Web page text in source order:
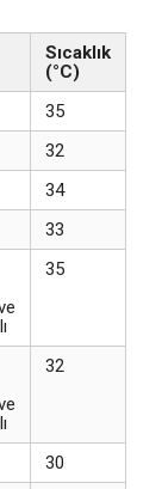
Sıcaklık
(°C)
35
32
34
33
35
32
30